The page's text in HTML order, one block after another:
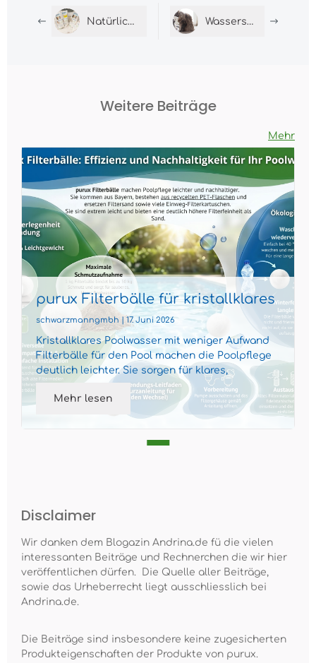
Natürlich sauber – Wäsche waschen mit Hausmitteln, die wirken Wasserstoffperoxid als Hausmittel: Das vergessene Multitalent
Weitere Beiträge
Mehr
purux Filterbälle für kristallklares
Poolwasser
schwarzmanngmbh | 17. Juni 2026
Kristallklares Poolwasser mit weniger Aufwand
Filterbälle für den Pool machen die Poolpflege
deutlich leichter. Sie sorgen für klares,
gepflegtes Wass...
Mehr lesen
Disclaimer
Wir danken dem Blogazin Andrina.de fü die vielen
interessanten Beiträge und Rechnerchen die wir hier
veröffentlichen dürfen. Die Quelle aller Beiträge,
sowie das Urheberrecht liegt ausschliesslich bei
Andrina.de.
Die Beiträge sind insbesondere keine zugesicherten
Produkteigenschaften der Produkte von purux.